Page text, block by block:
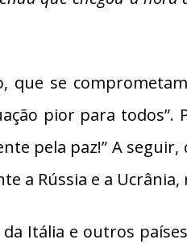
que se
pior para todos”.
pela paz!” A
a Rússia e a
Itália e outros